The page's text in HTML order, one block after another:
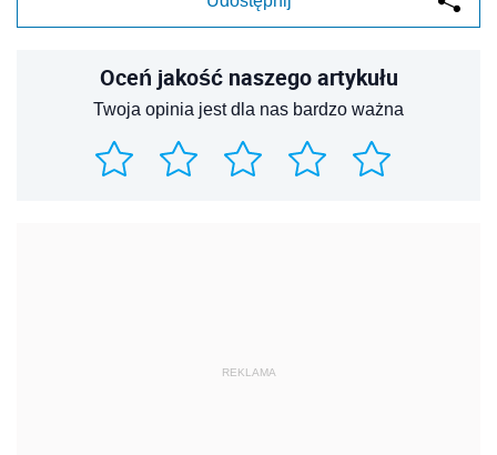
Oceń jakość naszego artykułu
Twoja opinia jest dla nas bardzo ważna
REKLAMA